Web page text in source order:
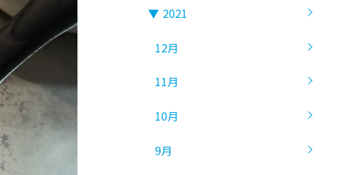
▼ 2021
12月
11月
10月
9月